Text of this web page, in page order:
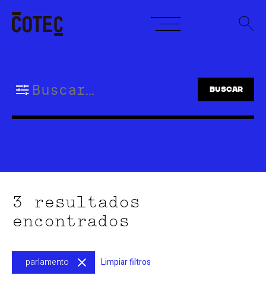
content
3 resultados
encontrados
parlamento Limpiar filtros